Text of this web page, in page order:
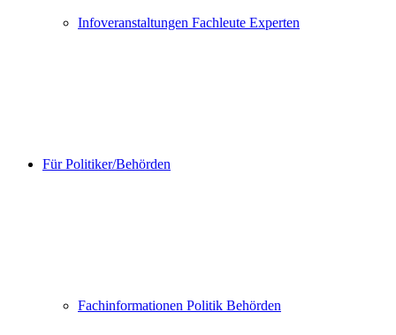
Infoveranstaltungen Fachleute Experten
Für Politiker/Behörden
Fachinformationen Politik Behörden